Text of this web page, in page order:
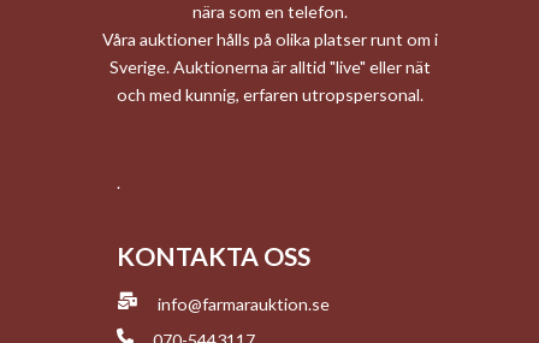
nära som en telefon.
Våra auktioner hålls på olika platser runt om i
Sverige. Auktionerna är alltid "live" eller nät
och med kunnig, erfaren utropspersonal.
.
KONTAKTA OSS
info@farmarauktion.se